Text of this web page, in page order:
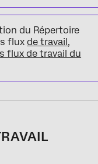
du Répertoire
fluxde travail,
flux de travail du